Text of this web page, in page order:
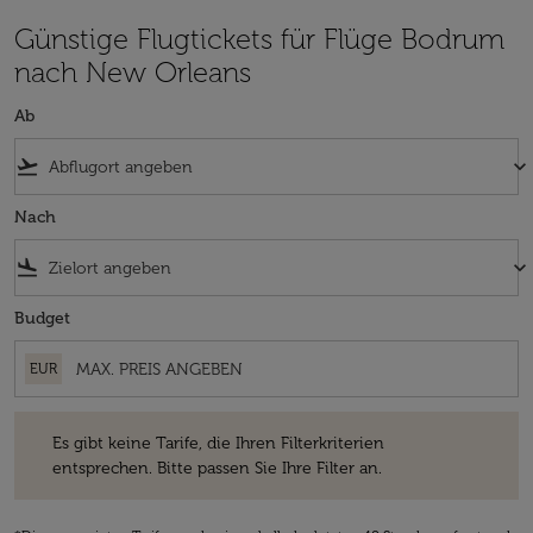
Günstige Flugtickets für Flüge Bodrum
nach New Orleans
Ab
flight_takeoff keyboard_arrow_down
Nach
flight_land keyboard_arrow_down
Budget
EUR
Es gibt keine Tarife, die Ihren Filterkriterien
entsprechen. Bitte passen Sie Ihre Filter an.